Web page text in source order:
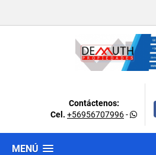
Contáctenos:
Cel. +56956707996-
MENÚ